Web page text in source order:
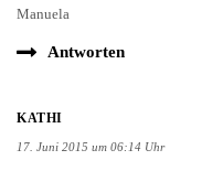
Manuela
Antworten
KATHI
17. Juni 2015 um 06:14 Uhr